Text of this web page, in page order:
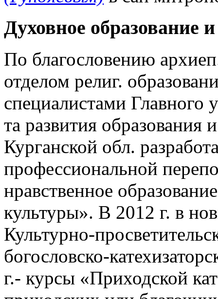
Духовное образование
По благословению
отделом религ.
специалистами Главного
та развития образования
Курганской обл.
профессиональной
нравственное
культуры». В 2012 г. в
Культурно-
богословско-
г.- курсы «Приходской